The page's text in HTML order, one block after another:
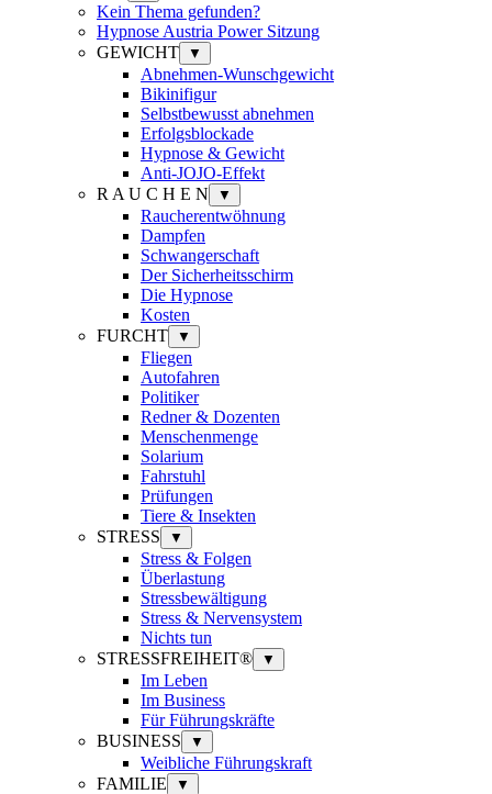
Kein Thema gefunden?
Hypnose Austria Power Sitzung
GEWICHT
▼
Abnehmen-Wunschgewicht
Bikinifigur
Selbstbewusst abnehmen
Erfolgsblockade
Hypnose & Gewicht
Anti-JOJO-Effekt
R A U C H E N
▼
Raucherentwöhnung
Dampfen
Schwangerschaft
Der Sicherheitsschirm
Die Hypnose
Kosten
FURCHT
▼
Fliegen
Autofahren
Politiker
Redner & Dozenten
Menschenmenge
Solarium
Fahrstuhl
Prüfungen
Tiere & Insekten
STRESS
▼
Stress & Folgen
Überlastung
Stressbewältigung
Stress & Nervensystem
Nichts tun
STRESSFREIHEIT®
▼
Im Leben
Im Business
Für Führungskräfte
BUSINESS
▼
Weibliche Führungskraft
FAMILIE
▼